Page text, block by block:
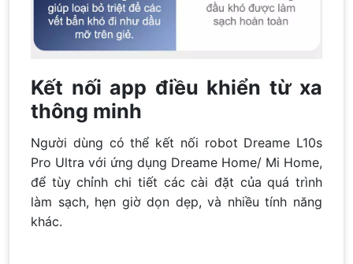
Kết nối app điều khiển từ xa
thông minh
Người dùng có thể kết nối robot Dreame L10s
Pro Ultra với ứng dụng Dreame Home/ Mi Home,
để tùy chỉnh chi tiết các cài đặt của quá trình
làm sạch, hẹn giờ dọn dẹp, và nhiều tính năng
khác.